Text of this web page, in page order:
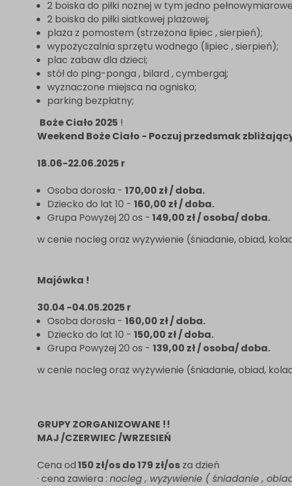
2 boiska do piłki nożnej w tym jedno
2 boiska do piłki siatkowej plażowej;
plaża z pomostem (strzeżona lipiec , sierpień);
wypożyczalnia sprzętu wodnego (lipiec , sierpień);
plac zabaw dla dzieci;
stół do ping-ponga , bilard , cymbergaj;
wyznaczone miejsca na ognisko;
parking bezpłatny;
Boże Ciało 2025 !
Weekend Boże Ciało - Poczuj przedsmak
18.06-22.06.2025 r
Osoba dorosła - 170,00 zł / doba.
Dziecko do lat 10 - 160,00 zł / doba.
Grupa Powyżej 20 os - 149,00 zł / osoba/ doba.
w cenie nocleg oraz wyżywienie (śniadanie, obiad,
Majówka !
30.04 -04.05.2025 r
Osoba dorosła - 160,00 zł / doba.
Dziecko do lat 10 - 150,00 zł / doba.
Grupa Powyżej 20 os - 139,00 zł / osoba/ doba.
w cenie nocleg oraz wyżywienie (śniadanie, obiad,
GRUPY ZORGANIZOWANE !!
MAJ /CZERWIEC /WRZESIEŃ
Cena od150 zł/os do 179 zł/osza dzień
· cena zawiera : nocleg , wyżywienie ( śniadanie ,